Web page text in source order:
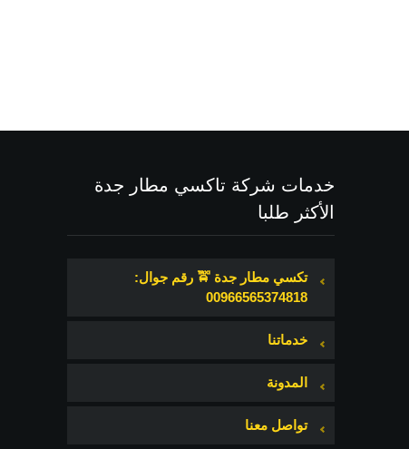
خدمات شركة تاكسي مطار جدة
الأكثر طلبا
تكسي مطار جدة 🚖 رقم جوال:
00966565374818
خدماتنا
المدونة
تواصل معنا